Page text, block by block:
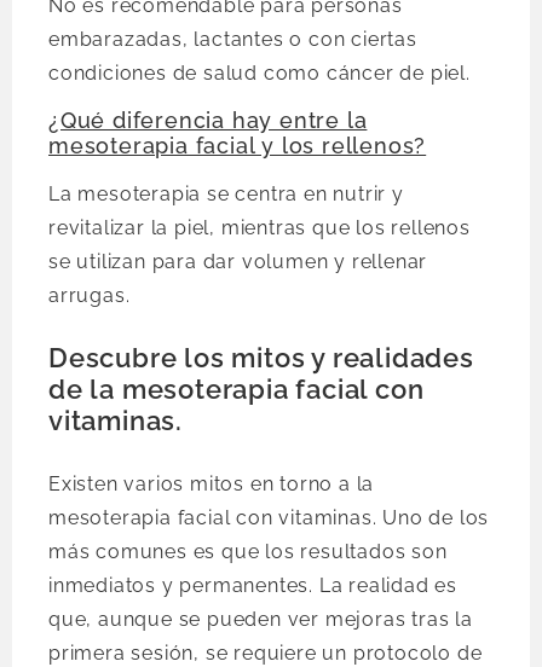
No es recomendable para personas
embarazadas, lactantes o con ciertas
condiciones de salud como cáncer de piel.
¿Qué diferencia hay entre la
mesoterapia facial y los rellenos?
La mesoterapia se centra en nutrir y
revitalizar la piel, mientras que los rellenos
se utilizan para dar volumen y rellenar
arrugas.
Descubre los mitos y realidades
de la mesoterapia facial con
vitaminas.
Existen varios mitos en torno a la
mesoterapia facial con vitaminas. Uno de los
más comunes es que los resultados son
inmediatos y permanentes. La realidad es
que, aunque se pueden ver mejoras tras la
primera sesión, se requiere un protocolo de